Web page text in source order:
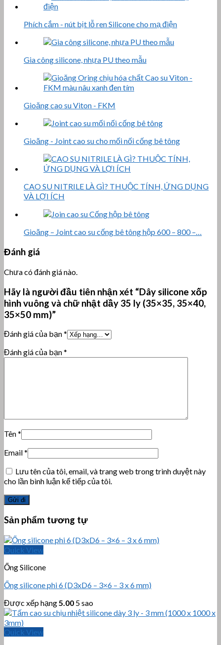
Phích cắm - nút bịt lỗ ren Silicone cho mạ điện
Gia công silicone, nhựa PU theo mẫu
Gioăng cao su Viton - FKM
Gioăng - Joint cao su cho mối nối cống bê tông
CAO SU NITRILE LÀ GÌ? THUỘC TÍNH, ỨNG DỤNG
VÀ LỢI ÍCH
Gioăng – Joint cao su cống bê tông hộp 600 – 800 –…
Đánh giá
Chưa có đánh giá nào.
Hãy là người đầu tiên nhận xét “Dây silicone xốp
hình vuông và chữ nhật dầy 35 ly (35×35, 35×40,
35×50 mm)”
Đánh giá của bạn*
Đánh giá của bạn*
Tên*
Email*
Lưu tên của tôi, email, và trang web trong trình duyệt này
cho lần bình luận kế tiếp của tôi.
Sản phẩm tương tự
Quick View
Ống Silicone
Ống silicone phi 6 (D3xD6 – 3×6 – 3 x 6 mm)
Được xếp hạng 5.00 5 sao
Quick View